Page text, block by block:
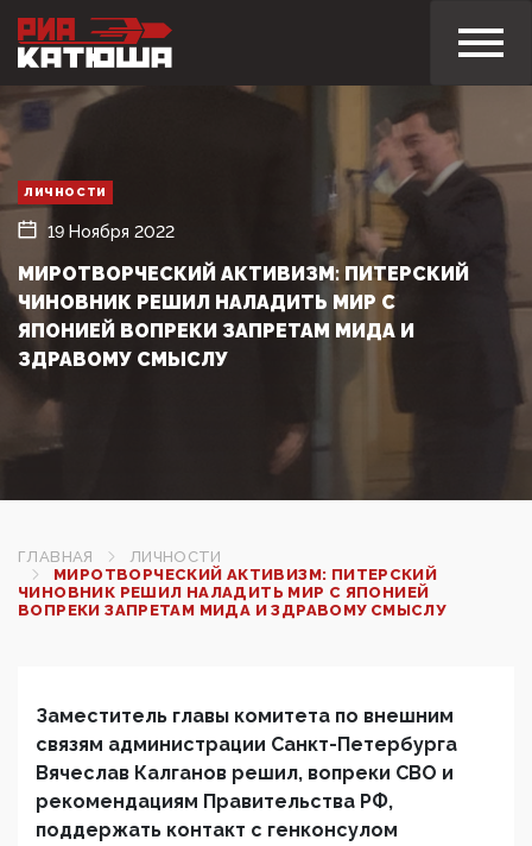
ЛИЧНОСТИ
19 Ноября 2022
МИРОТВОРЧЕСКИЙ АКТИВИЗМ: ПИТЕРСКИЙ
ЧИНОВНИК РЕШИЛ НАЛАДИТЬ МИР С
ЯПОНИЕЙ ВОПРЕКИ ЗАПРЕТАМ МИДА И
ЗДРАВОМУ СМЫСЛУ
ГЛАВНАЯ
ЛИЧНОСТИ
МИРОТВОРЧЕСКИЙ АКТИВИЗМ: ПИТЕРСКИЙ
ЧИНОВНИК РЕШИЛ НАЛАДИТЬ МИР С ЯПОНИЕЙ
ВОПРЕКИ ЗАПРЕТАМ МИДА И ЗДРАВОМУ СМЫСЛУ
Заместитель главы комитета по внешним
связям администрации Санкт-Петербурга
Вячеслав Калганов решил, вопреки СВО и
рекомендациям Правительства РФ,
поддержать контакт с генконсулом